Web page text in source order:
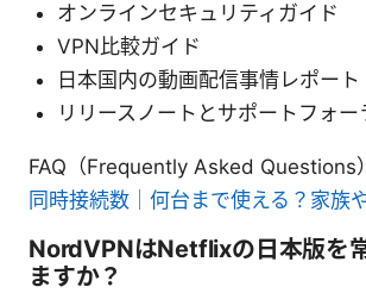
オンラインセキュリティガイド
VPN比較ガイド
日本国内の動画配信事情レポート
リリースノートとサポートフォー
FAQ（Frequently Asked Questions
同時接続数｜何台まで使える？家族
NordVPNはNetflixの日本版を
ますか？